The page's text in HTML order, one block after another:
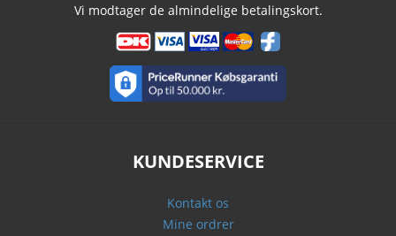
Vi modtager de almindelige betalingskort.
KUNDESERVICE
Kontakt os
Mine ordrer